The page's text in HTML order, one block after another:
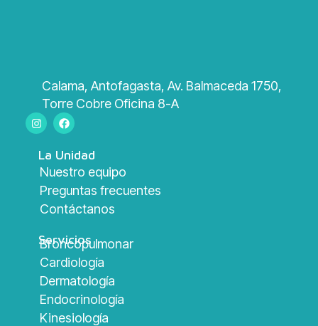
Calama, Antofagasta, Av. Balmaceda 1750,
Torre Cobre Oficina 8-A
La Unidad
Nuestro equipo
Preguntas frecuentes
Contáctanos
Servicios
Broncopulmonar
Cardiología
Dermatología
Endocrinología
Kinesiología